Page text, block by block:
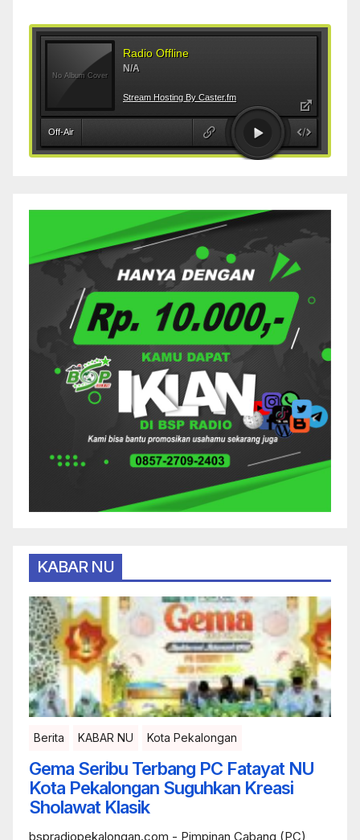
KABAR NU
Berita KABAR NU Kota Pekalongan
Gema Seribu Terbang PC Fatayat NU
Kota Pekalongan Suguhkan Kreasi
Sholawat Klasik
bspradiopekalongan.com - Pimpinan Cabang (PC)